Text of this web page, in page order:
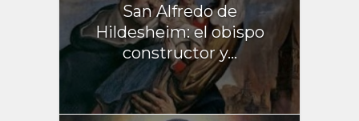
San Alfredo de
Hildesheim: el obispo
constructor y...